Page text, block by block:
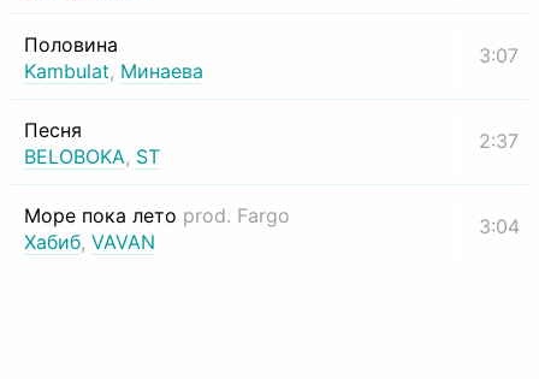
Половина
Kambulat, Минаева
3:07
Песня
BELOBOKA, ST
2:37
Море пока лето prod. Fargo
Хабиб, VAVAN
3:04